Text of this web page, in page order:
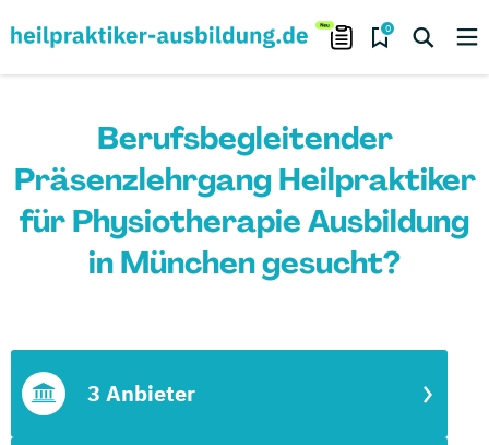
0
Berufsbegleitender
Präsenzlehrgang Heilpraktiker
für Physiotherapie Ausbildung
in München gesucht?
3 Anbieter